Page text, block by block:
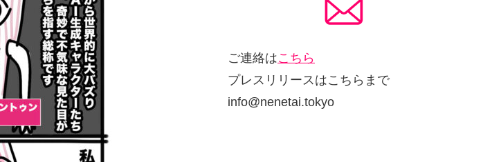
ご連絡はこちら
プレスリリースはこちらまで
info@nenetai.tokyo